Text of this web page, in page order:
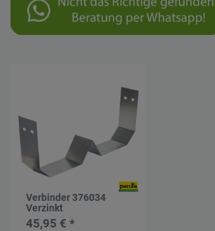
Verbinder 376034
Verzinkt
45,95 € *